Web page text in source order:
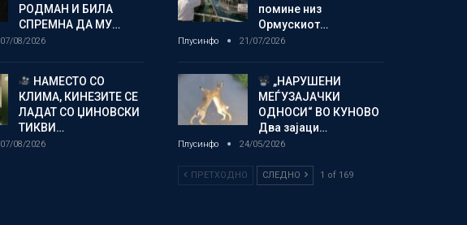
РОДМАН И БИЛА
СПРЕМНА ДА МУ…
07/08/2026
НАМЕСТО СО
КЛИМА, КИНЕЗИТЕ СЕ
ЛАДАТ СО ЏИНОВСКИ
ТИКВИ…
07/08/2026
помине низ
Ормускиот…
Плусинфо 21/07/2026
„НАРУШЕНИ
МЕЃУЗАЈАЧКИ
ОДНОСИ“ ВО КУНОВО
Два зајаци…
Плусинфо 24/05/2026
ПРЕТХОДНО СЛЕДНО 1 of 169